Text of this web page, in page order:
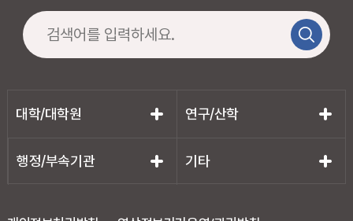
대학/대학원 연구/산학
행정/부속기관 기타